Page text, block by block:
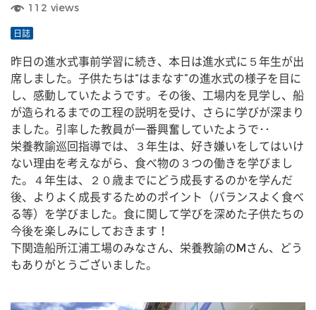
112 views
日誌
昨日の進水式事前学習に続き、本日は進水式に５年生が出
席しました。子供たちは“はまなす”の進水式の様子を目に
し、感動していたようです。その後、工場内を見学し、船
が造られるまでの工程の説明を受け、さらに学びが深まり
ました。引率した教員が一番興奮していたようで･･
栄養教諭巡回指導では、３年生は、好き嫌いをしてはいけ
ない理由を考えながら、食べ物の３つの働きを学びまし
た。４年生は、２０歳までにどう成長するのかを学んだ
後、よりよく成長するためのポイント（バランスよく食べ
る等）を学びました。食に関して学びを深めた子供たちの
今後を楽しみにしておきます！
下関造船所江浦工場のみなさん、栄養教諭のMさん、どう
もありがとうございました。